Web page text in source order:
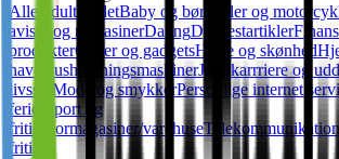
Alle Adult AndetBaby og børn Biler og
aviser og magasinerDatingDyr Festartikler
produkterGaver og gadgetsHelse og skønhed
have
HusholdningsmaskinerJob, karrriere og
livsstil
Mode og smykkerPersonlige internet
ferier
Sport og
fritid
Stormagasiner/varehuseTelekommunikation
fritid